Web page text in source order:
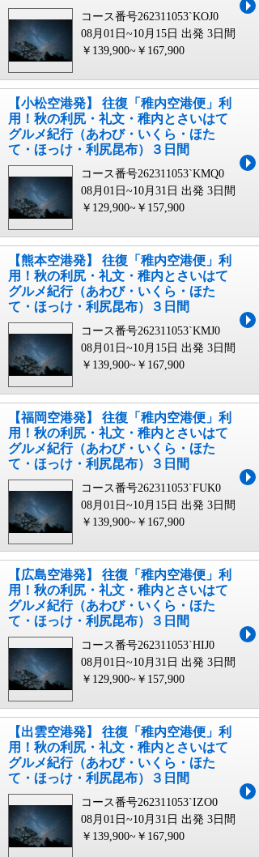
コース番号262311053`KOJ0
08月01日~10月15日 出発 3日間
￥139,900~￥167,900
【小松空港発】 往復「稚内空港便」利
用！秋の利尻・礼文・稚内とさいはて
グルメ紀行（あわび・いくら・ほた
て・ほっけ・利尻昆布）３日間
コース番号262311053`KMQ0
08月01日~10月31日 出発 3日間
￥129,900~￥157,900
【熊本空港発】 往復「稚内空港便」利
用！秋の利尻・礼文・稚内とさいはて
グルメ紀行（あわび・いくら・ほた
て・ほっけ・利尻昆布）３日間
コース番号262311053`KMJ0
08月01日~10月15日 出発 3日間
￥139,900~￥167,900
【福岡空港発】 往復「稚内空港便」利
用！秋の利尻・礼文・稚内とさいはて
グルメ紀行（あわび・いくら・ほた
て・ほっけ・利尻昆布）３日間
コース番号262311053`FUK0
08月01日~10月15日 出発 3日間
￥139,900~￥167,900
【広島空港発】 往復「稚内空港便」利
用！秋の利尻・礼文・稚内とさいはて
グルメ紀行（あわび・いくら・ほた
て・ほっけ・利尻昆布）３日間
コース番号262311053`HIJ0
08月01日~10月31日 出発 3日間
￥129,900~￥157,900
【出雲空港発】 往復「稚内空港便」利
用！秋の利尻・礼文・稚内とさいはて
グルメ紀行（あわび・いくら・ほた
て・ほっけ・利尻昆布）３日間
コース番号262311053`IZO0
08月01日~10月31日 出発 3日間
￥139,900~￥167,900